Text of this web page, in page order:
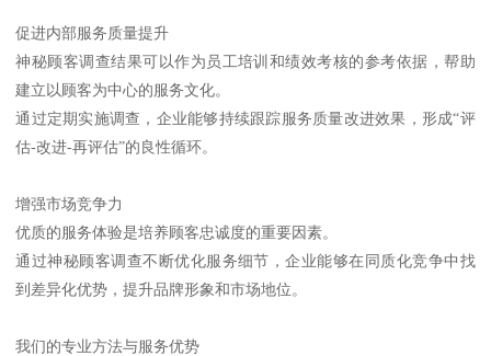
促进内部服务质量提升
神秘顾客调查结果可以作为员工培训和绩效考核的参考依据，帮助
建立以顾客为中心的服务文化。
通过定期实施调查，企业能够持续跟踪服务质量改进效果，形成“评
估-改进-再评估”的良性循环。
增强市场竞争力
优质的服务体验是培养顾客忠诚度的重要因素。
通过神秘顾客调查不断优化服务细节，企业能够在同质化竞争中找
到差异化优势，提升品牌形象和市场地位。
我们的专业方法与服务优势